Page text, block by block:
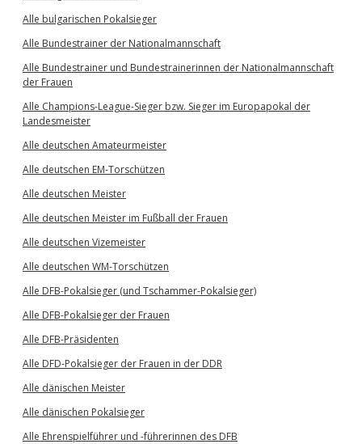
Alle bulgarischen Pokalsieger
Alle Bundestrainer der Nationalmannschaft
Alle Bundestrainer und Bundestrainerinnen der Nationalmannschaft
der Frauen
Alle Champions-League-Sieger bzw. Sieger im Europapokal der
Landesmeister
Alle deutschen Amateurmeister
Alle deutschen EM-Torschützen
Alle deutschen Meister
Alle deutschen Meister im Fußball der Frauen
Alle deutschen Vizemeister
Alle deutschen WM-Torschützen
Alle DFB-Pokalsieger (und Tschammer-Pokalsieger)
Alle DFB-Pokalsieger der Frauen
Alle DFB-Präsidenten
Alle DFD-Pokalsieger der Frauen in der DDR
Alle dänischen Meister
Alle dänischen Pokalsieger
Alle Ehrenspielführer und -führerinnen des DFB